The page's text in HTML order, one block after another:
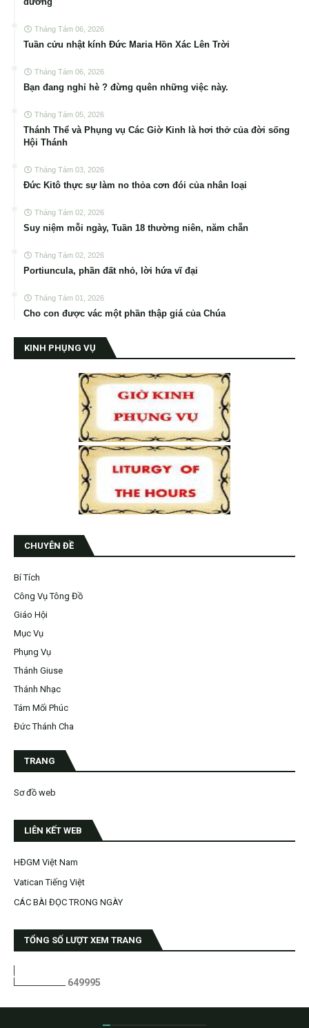
Tháng Tám 06, 2026
Tuần cửu nhật kính Đức Maria Hồn Xác Lên Trời
Tháng Tám 06, 2026
Bạn đang nghỉ hè ? đừng quên những việc này.
Tháng Tám 05, 2026
Thánh Thể và Phụng vụ Các Giờ Kinh là hơi thở của đời sống
Hội Thánh
Tháng Tám 03, 2026
Đức Kitô thực sự làm no thỏa cơn đói của nhân loại
Tháng Tám 02, 2026
Suy niệm mỗi ngày, Tuần 18 thường niên, năm chẵn
Tháng Tám 02, 2026
Portiuncula, phần đất nhỏ, lời hứa vĩ đại
Tháng Tám 01, 2026
Cho con được vác một phần thập giá của Chúa
KINH PHỤNG VỤ
CHUYÊN ĐỀ
Bí Tích
Công Vụ Tông Đồ
Giáo Hội
Mục Vụ
Phụng Vụ
Thánh Giuse
Thánh Nhạc
Tám Mối Phúc
Đức Thánh Cha
TRANG
Sơ đồ web
LIÊN KẾT WEB
HĐGM Việt Nam
Vatican Tiếng Việt
CÁC BÀI ĐỌC TRONG NGÀY
TỔNG SỐ LƯỢT XEM TRANG
649995